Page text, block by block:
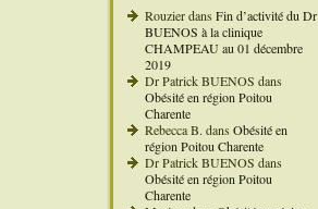
Rouzierdans Fin d’activité du Dr
BUENOS à la clinique
CHAMPEAU au 01 décembre
2019
Dr Patrick BUENOS dans
Obésité en région Poitou
Charente
Rebecca B. dans Obésité en
région Poitou Charente
Dr Patrick BUENOS dans
Obésité en région Poitou
Charente